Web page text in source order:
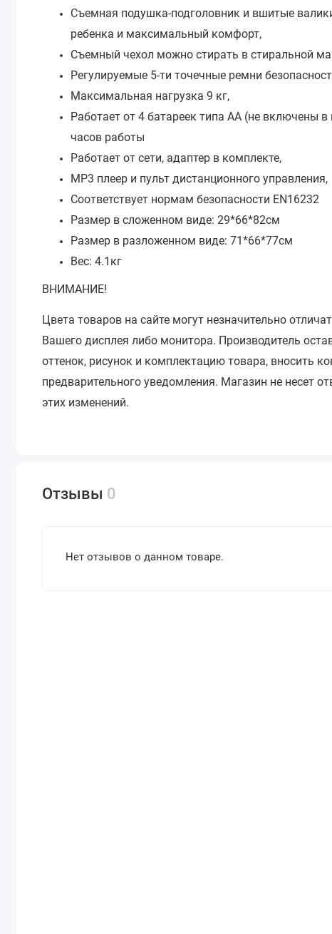
Съемная подушка-подголовник и вшитые
ребенка и максимальный комфорт,
Съемный чехол можно стирать в стиральной
Регулируемые 5-ти точечные ремни
Максимальная нагрузка 9 кг,
Работает от 4 батареек типа АА (не включены
часов работы
Работает от сети, адаптер в комплекте,
MP3 плеер и пульт дистанционного управления,
Соответствует нормам безопасности EN16232
Размер в сложенном виде: 29*66*82см
Размер в разложенном виде: 71*66*77см
Вес: 4.1кг
ВНИМАНИЕ!
Цвета товаров на сайте могут незначительно
Вашего дисплея либо монитора. Производитель
оттенок, рисунок и комплектацию товара, вносить
предварительного уведомления. Магазин не несет
этих изменений.
Отзывы 0
Нет отзывов о данном товаре.